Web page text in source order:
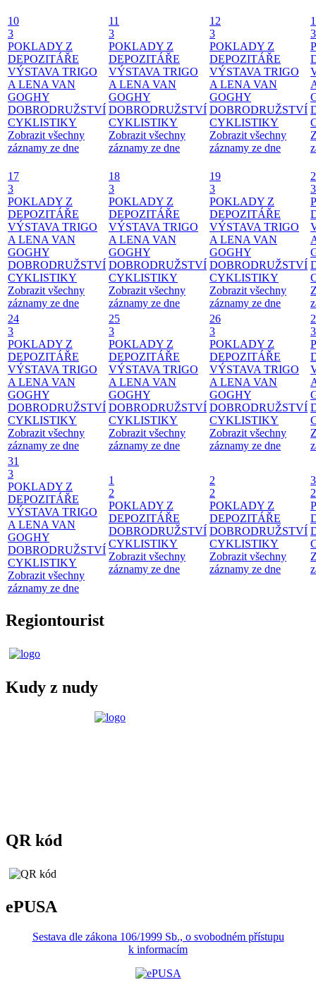
10
3
POKLADY Z
DEPOZITÁŘE
VÝSTAVA TRIGO
A LENA VAN
GOGHY
DOBRODRUŽSTVÍ
CYKLISTIKY
Zobrazit všechny
záznamy ze dne
11
3
POKLADY Z
DEPOZITÁŘE
VÝSTAVA TRIGO
A LENA VAN
GOGHY
DOBRODRUŽSTVÍ
CYKLISTIKY
Zobrazit všechny
záznamy ze dne
12
3
POKLADY Z
DEPOZITÁŘE
VÝSTAVA TRIGO
A LENA VAN
GOGHY
DOBRODRUŽSTVÍ
CYKLISTIKY
Zobrazit všechny
záznamy ze dne
3
17
3
POKLADY Z
DEPOZITÁŘE
VÝSTAVA TRIGO
A LENA VAN
GOGHY
DOBRODRUŽSTVÍ
CYKLISTIKY
Zobrazit všechny
záznamy ze dne
18
3
POKLADY Z
DEPOZITÁŘE
VÝSTAVA TRIGO
A LENA VAN
GOGHY
DOBRODRUŽSTVÍ
CYKLISTIKY
Zobrazit všechny
záznamy ze dne
19
3
POKLADY Z
DEPOZITÁŘE
VÝSTAVA TRIGO
A LENA VAN
GOGHY
DOBRODRUŽSTVÍ
CYKLISTIKY
Zobrazit všechny
záznamy ze dne
3
24
3
POKLADY Z
DEPOZITÁŘE
VÝSTAVA TRIGO
A LENA VAN
GOGHY
DOBRODRUŽSTVÍ
CYKLISTIKY
Zobrazit všechny
záznamy ze dne
25
3
POKLADY Z
DEPOZITÁŘE
VÝSTAVA TRIGO
A LENA VAN
GOGHY
DOBRODRUŽSTVÍ
CYKLISTIKY
Zobrazit všechny
záznamy ze dne
26
3
POKLADY Z
DEPOZITÁŘE
VÝSTAVA TRIGO
A LENA VAN
GOGHY
DOBRODRUŽSTVÍ
CYKLISTIKY
Zobrazit všechny
záznamy ze dne
3
31
3
POKLADY Z
DEPOZITÁŘE
VÝSTAVA TRIGO
A LENA VAN
GOGHY
DOBRODRUŽSTVÍ
CYKLISTIKY
Zobrazit všechny
záznamy ze dne
1
2
POKLADY Z
DEPOZITÁŘE
DOBRODRUŽSTVÍ
CYKLISTIKY
Zobrazit všechny
záznamy ze dne
2
2
POKLADY Z
DEPOZITÁŘE
DOBRODRUŽSTVÍ
CYKLISTIKY
Zobrazit všechny
záznamy ze dne
3
2
Regiontourist
Kudy z nudy
QR kód
ePUSA
Sestava dle zákona 106/1999 Sb., o svobodném přístupu
k informacím